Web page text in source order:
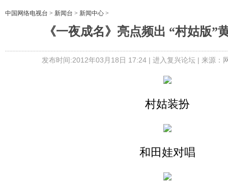
中国网络电视台 > 新闻台 > 新闻中心 >
《一夜成名》亮点频出 “村姑版”
发布时间:2012年03月18日 17:24 | 进入复兴论坛| 来源：
村姑装扮
和田娃对唱